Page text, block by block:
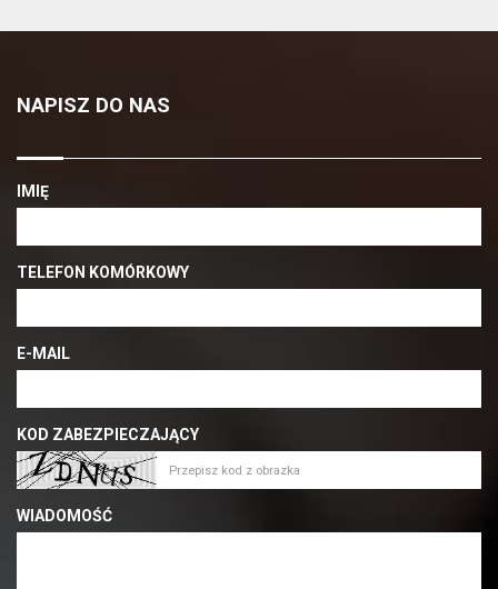
NAPISZ DO NAS
IMIĘ
TELEFON KOMÓRKOWY
E-MAIL
KOD ZABEZPIECZAJĄCY
WIADOMOŚĆ